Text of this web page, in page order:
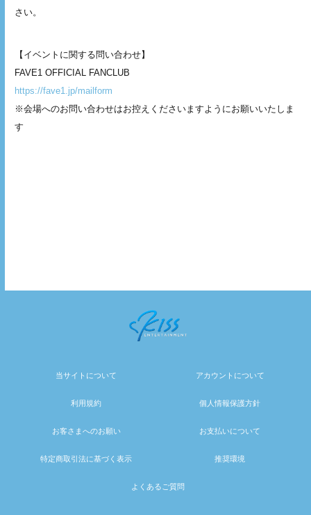
さい。
【イベントに関する問い合わせ】
FAVE1 OFFICIAL FANCLUB
https://fave1.jp/mailform
※会場へのお問い合わせはお控えくださいますようにお願いいたしま
す
当サイトについて アカウントについて
利用規約 個人情報保護方針
お客さまへのお願い お支払いについて
特定商取引法に基づく表示 推奨環境
よくあるご質問